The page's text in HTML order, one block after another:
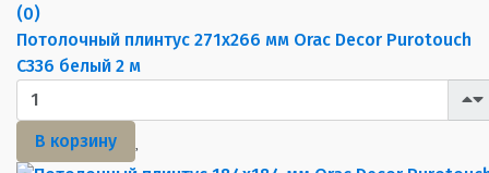
(0)
Потолочный плинтус 271х266 мм Orac Decor Purotouch
C336 белый 2 м
В корзину